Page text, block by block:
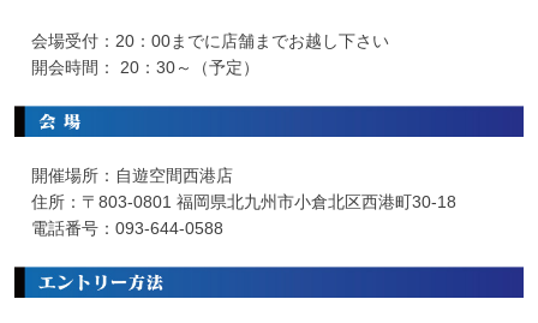
会場受付：20：00までに店舗までお越し下さい
開会時間： 20：30～（予定）
開催場所：自遊空間西港店
住所：〒803-0801 福岡県北九州市小倉北区西港町30-18
電話番号：093-644-0588